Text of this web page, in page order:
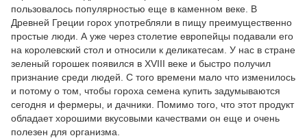
пользовалось популярностью еще в каменном веке. В
Древней Греции горох употребляли в пищу преимущественно
простые люди. А уже через столетие европейцы подавали его
на королевский стол и относили к деликатесам. У нас в стране
зеленый горошек появился в XVIII веке и быстро получил
признание среди людей. С того времени мало что изменилось
и потому о том, чтобы гороха семена купить задумываются
сегодня и фермеры, и дачники. Помимо того, что этот продукт
обладает хорошими вкусовыми качествами он еще и очень
полезен для организма.